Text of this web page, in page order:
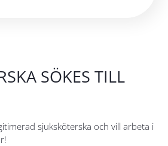
SÖKES TILL
sjuksköterska och vill arbeta i